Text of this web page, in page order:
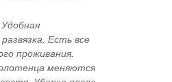
Есть все
проживания.
меняются